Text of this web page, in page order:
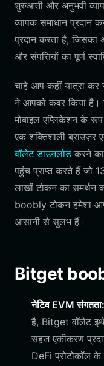
शुरुआती और अनुभवी
व्यापक समाधान प्रदान
प्रदान करता है, जिसका
और संपत्तियों का पूर्ण
चाहे आप कहीं यात्रा
ने आपको कवर किया
मोबाइल एप्लिकेशन के
एक शक्तिशाली
वॉलेट डाउनलोड करने
पहुंच प्राप्त करते हैं जो
लाखों टोकन का समर्थन
boobly टोकन हमेशा
आसानी से सुलभ हैं।
Bitget
नेटिव EVM संगतता:
है, Bitget वॉलेट
सहज एकीकरण
DeFi प्रोटोकॉल